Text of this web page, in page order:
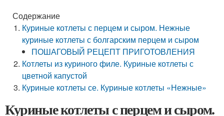
Содержание
Куриные котлеты с перцем и сыром. Нежные
куриные котлеты с болгарским перцем и сыром
ПОШАГОВЫЙ РЕЦЕПТ ПРИГОТОВЛЕНИЯ
Котлеты из куриного филе. Куриные котлеты с
цветной капустой
Куриные котлеты се. Куриные котлеты «Нежные»
Куриные котлеты с перцем и сыром.